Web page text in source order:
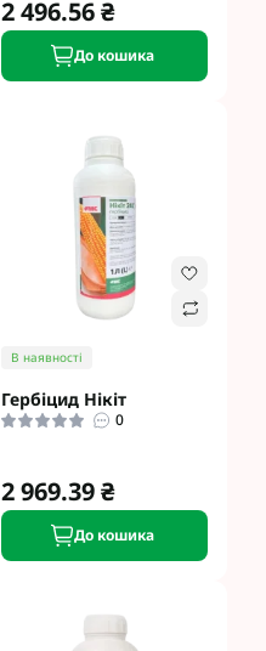
2 496.56 ₴
До кошика
В наявності
Гербіцид Нікіт
0
2 969.39 ₴
До кошика